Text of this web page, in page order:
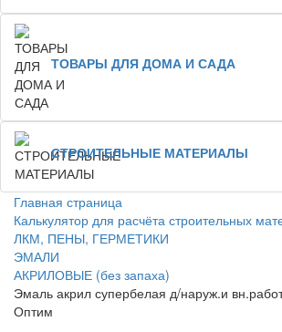
ТОВАРЫ ДЛЯ ДОМА И САДА
СТРОИТЕЛЬНЫЕ МАТЕРИАЛЫ
Главная страница
Калькулятор для расчёта строительных
ЛКМ, ПЕНЫ, ГЕРМЕТИКИ
ЭМАЛИ
АКРИЛОВЫЕ (без запаха)
Эмаль акрил супербелая д/наруж.и
Оптим